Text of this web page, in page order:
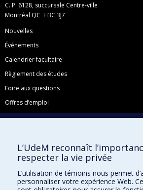
C. P. 6128, succursale Centre-ville
Montréal QC H3C 3J7
Nouvelles
Événements
Calendrier facultaire
Règlement des études
Foire aux questions
Offres d’emploi
Facebook
LinkedIn
YouTube
Toutes nos présences sociales
L’UdeM reconnaît
respecter la vie privée
L’utilisation de témoins nous permet
personnaliser votre expérience Web.